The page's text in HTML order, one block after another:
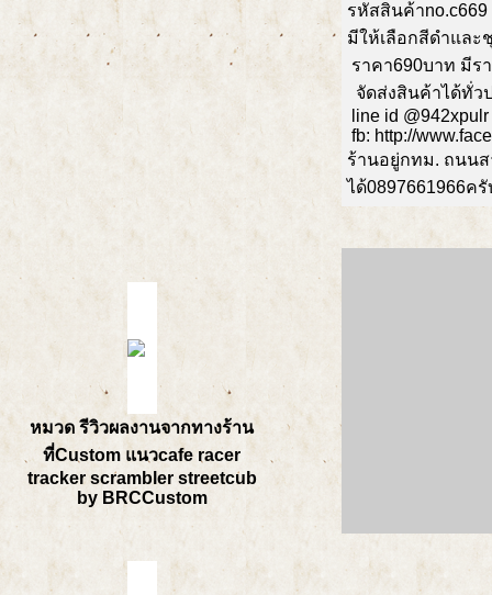
หมวด รีวิวผลงานจากทางร้าน
ที่Custom แนวcafe racer
tracker scrambler streetcub
by BRCCustom
รหัสสินค้า
มีให้เลือกสีดำและ
ราคา690บาท มีร
จัดส่งสินค้าได้ทั่ว
line id @942xpulr
fb: http://
ร้านอยู่กทม. ถนน
ได้0897661966ครั